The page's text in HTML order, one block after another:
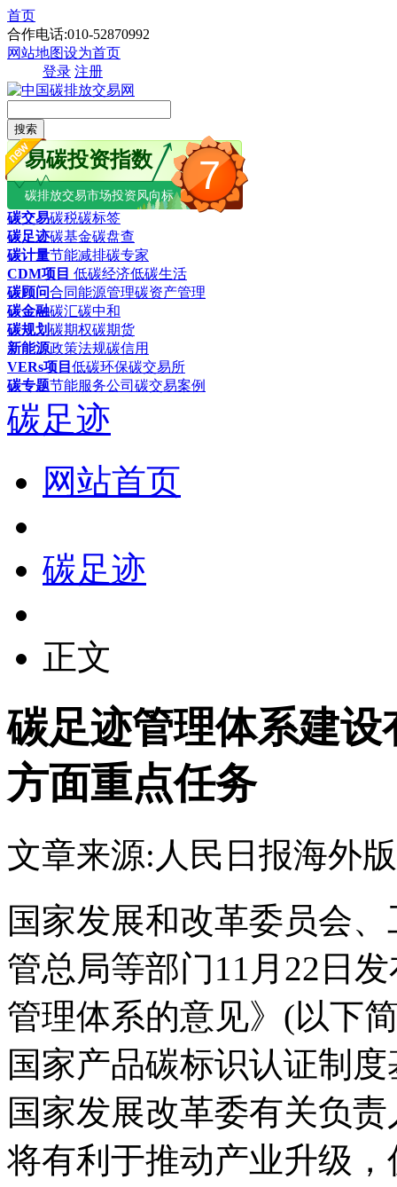
首页
合作电话:010-52870992
网站地图设为首页
登录 注册
搜索
7
易碳投资指数
碳排放交易市场投资风向标
碳交易碳税碳标签
碳足迹碳基金碳盘查
碳计量节能减排碳专家
CDM项目 低碳经济低碳生活
碳顾问合同能源管理碳资产管理
碳金融碳汇碳中和
碳规划碳期权碳期货
新能源政策法规碳信用
VERs项目 低碳环保碳交易所
碳专题节能服务公司 碳交易案例
碳足迹
网站首页
碳足迹
正文
碳足迹管理体系建
方面重点任务
文章来源:人民日报海外版
国家发展和改革委员会
管总局等部门11月22日
管理体系的意见》(以下
国家产品碳标识认证制
国家发展改革委有关负
将有利于推动产业升级，